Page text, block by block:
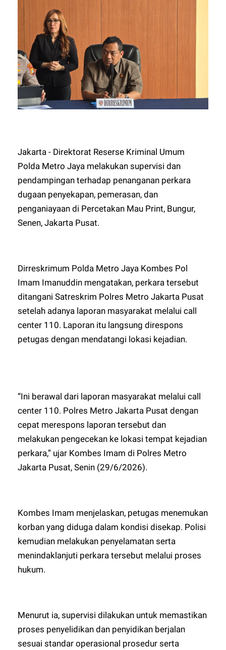
Jakarta - Direktorat Reserse Kriminal Umum
Polda Metro Jaya melakukan supervisi dan
pendampingan terhadap penanganan perkara
dugaan penyekapan, pemerasan, dan
penganiayaan di Percetakan Mau Print, Bungur,
Senen, Jakarta Pusat.
Dirreskrimum Polda Metro Jaya Kombes Pol
Imam Imanuddin mengatakan, perkara tersebut
ditangani Satreskrim Polres Metro Jakarta Pusat
setelah adanya laporan masyarakat melalui call
center 110. Laporan itu langsung direspons
petugas dengan mendatangi lokasi kejadian.
“Ini berawal dari laporan masyarakat melalui call
center 110. Polres Metro Jakarta Pusat dengan
cepat merespons laporan tersebut dan
melakukan pengecekan ke lokasi tempat kejadian
perkara,” ujar Kombes Imam di Polres Metro
Jakarta Pusat, Senin (29/6/2026).
Kombes Imam menjelaskan, petugas menemukan
korban yang diduga dalam kondisi disekap. Polisi
kemudian melakukan penyelamatan serta
menindaklanjuti perkara tersebut melalui proses
hukum.
Menurut ia, supervisi dilakukan untuk memastikan
proses penyelidikan dan penyidikan berjalan
sesuai standar operasional prosedur serta